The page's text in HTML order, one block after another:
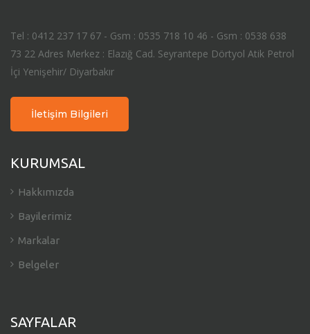
Tel : 0412 237 17 67 - Gsm : 0535 718 10 46 - Gsm : 0538 638
73 22 Adres Merkez : Elazığ Cad. Seyrantepe Dörtyol Atik Petrol
İçi Yenişehir/ Diyarbakır
İletişim Bilgileri
KURUMSAL
Hakkımızda
Bayilerimiz
Markalar
Belgeler
SAYFALAR